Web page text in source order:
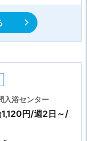
入浴センター
円/週2日～/